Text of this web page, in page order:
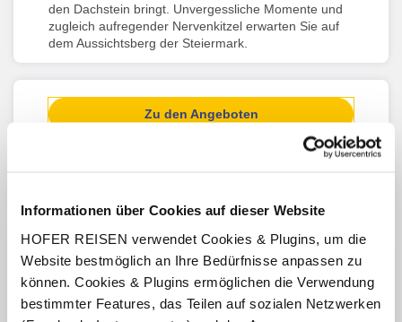
Informationen über Cookies auf dieser Website
HOFER REISEN verwendet Cookies & Plugins, um die
Website bestmöglich an Ihre Bedürfnisse anpassen zu
können. Cookies & Plugins ermöglichen die Verwendung
bestimmter Features, das Teilen auf sozialen Netzwerken
den Dachstein bringt. Unvergessliche Momente und
zugleich aufregender Nervenkitzel erwarten Sie auf
dem Aussichtsberg der Steiermark.
Zu den Angeboten
Dachstein: Höchster Berg der Steiermark
Gletschererlebnis & UNESCO Welterbe
Fahrt mit der Dachstein Panoramagondel
Attraktionen: Hängebrücke, „Treppe ins